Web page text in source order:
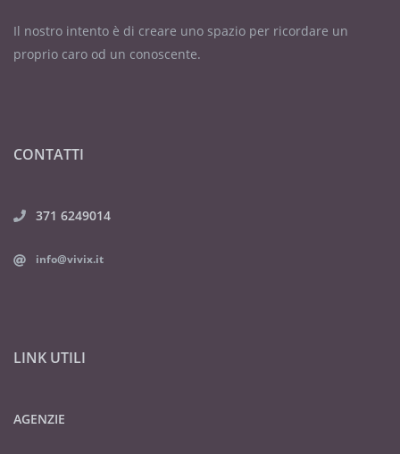
Il nostro intento è di creare uno spazio per ricordare un
proprio caro od un conoscente.
CONTATTI
371 6249014
info@vivix.it
LINK UTILI
AGENZIE